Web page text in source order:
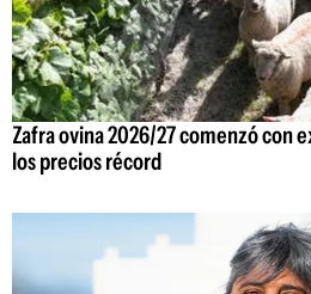
Zafra ovina 2026/27 comenzó con
los precios récord